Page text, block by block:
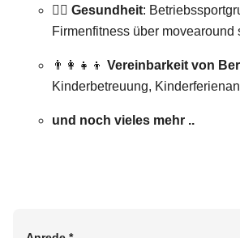
🏋️‍♀️ Gesundheit:
Firmenfitness über
👨‍👩‍👧‍👦 Vereinbarkeit von
Kinderbetreuung,
und noch vieles mehr ..